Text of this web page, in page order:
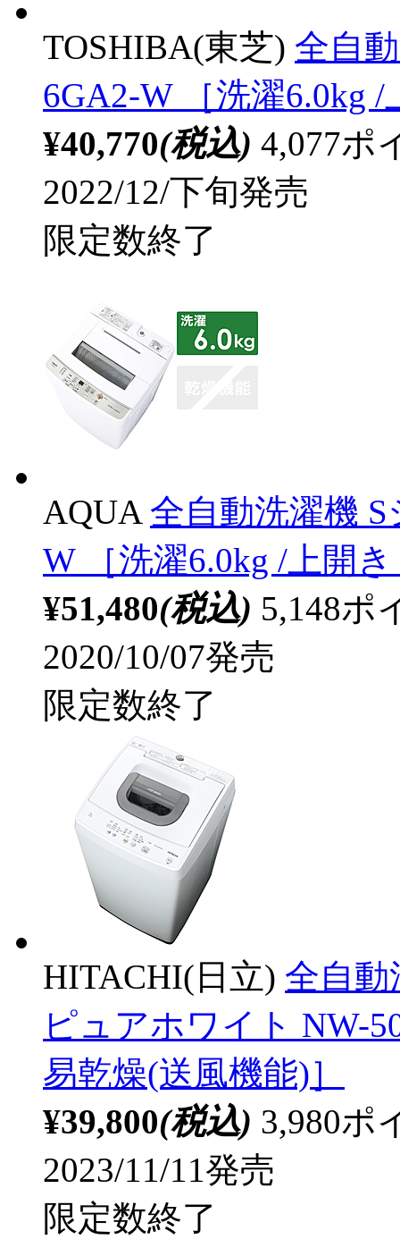
TOSHIBA(東芝) 全自
6GA2-W ［洗濯6.0kg
¥40,770(税込) 4,077ポ
2022/12/下旬発売
限定数終了
AQUA 全自動洗濯機
W ［洗濯6.0kg /上開
¥51,480(税込) 5,148ポ
2020/10/07発売
限定数終了
HITACHI(日立) 全自
ピュアホワイト NW-
易乾燥(送風機能)］
¥39,800(税込) 3,980ポ
2023/11/11発売
限定数終了